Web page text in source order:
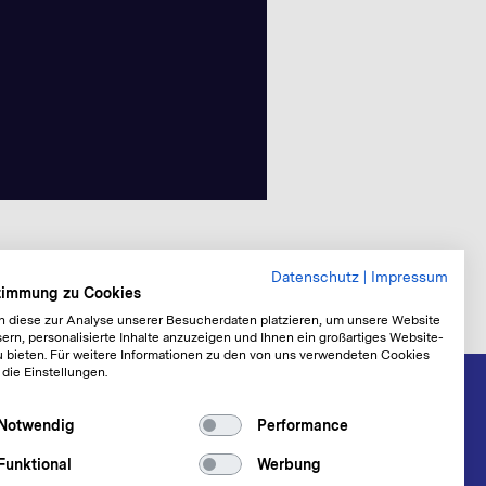
Datenschutz | Impressum
zu Cookies
diese zur Analyse unserer Besucherdaten platzieren, um unsere Website
personalisierte Inhalte anzuzeigen und Ihnen ein großartiges Website-
bieten. Für weitere Informationen zu den von uns verwendeten Cookies
Einstellungen.
Performance
Werbung